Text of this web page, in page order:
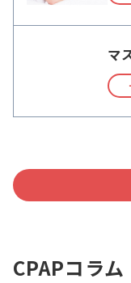
マ
CPAPコラム